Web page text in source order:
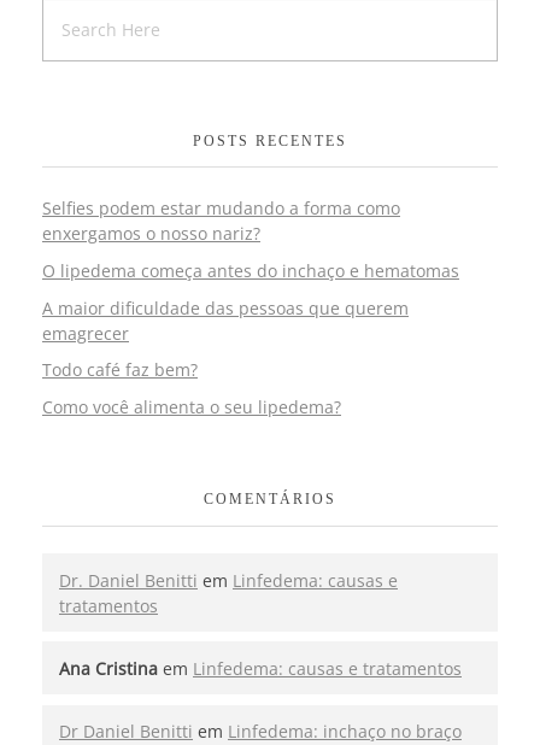
POSTS RECENTES
Selfies podem estar mudando a forma como
enxergamos o nosso nariz?
O lipedema começa antes do inchaço e hematomas
A maior dificuldade das pessoas que querem
emagrecer
Todo café faz bem?
Como você alimenta o seu lipedema?
COMENTÁRIOS
Dr. Daniel Benitti em Linfedema: causas e
tratamentos
Ana Cristina em Linfedema: causas e tratamentos
Dr Daniel Benitti em Linfedema: inchaço no braço